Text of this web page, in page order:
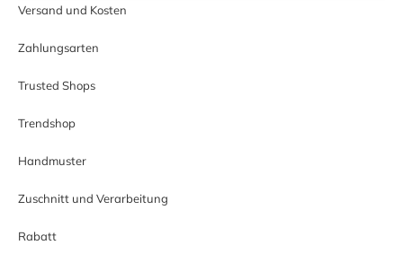
Versand und Kosten
Zahlungsarten
Trusted Shops
Trendshop
Handmuster
Zuschnitt und Verarbeitung
Rabatt